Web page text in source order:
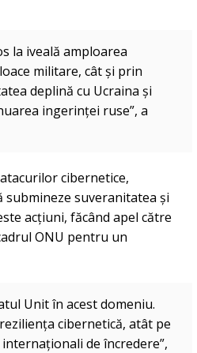
la iveală amploarea
militare, cât și prin
deplină cu Ucraina și
ingerinței ruse”, a
cibernetice,
suveranitatea și
acțiuni, făcând apel către
ONU pentru un
Unit în acest domeniu.
cibernetică, atât pe
de încredere”,